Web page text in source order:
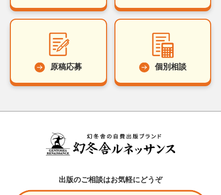
原稿応募 個別相談
出版のご相談はお気軽にどうぞ